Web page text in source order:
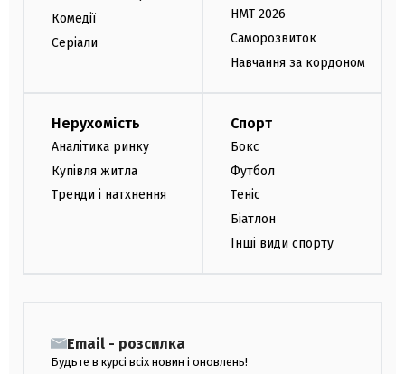
Комедії
Серіали
НМТ 2026
Саморозвиток
Навчання за кордоном
Нерухомість
Аналітика ринку
Купівля житла
Тренди і натхнення
Спорт
Бокс
Футбол
Теніс
Біатлон
Інші види спорту
Email - розсилка
Будьте в курсі всіх новин і оновлень!